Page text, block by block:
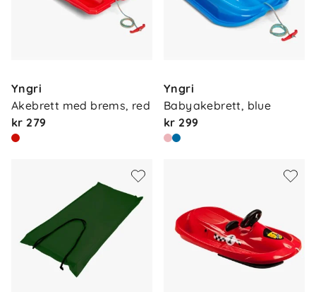
Yngri
Akebrett med brems, red
kr 279
Yngri
Babyakebrett, blue
kr 299